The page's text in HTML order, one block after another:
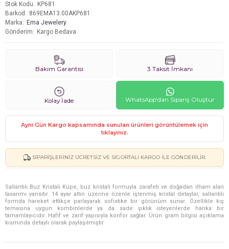
Stok Kodu
KP681
Barkod
869EMA13.00AKP681
Marka
Ema Jewelery
Gönderim
Kargo Bedava
Bakım Garantisi 3 Taksit İmkanı
Kolay İade WhatsApp'dan Sipariş Oluştur
Aynı Gün Kargo kapsamında sunulan ürünleri görüntülemek için
tıklayınız.
SIPARIŞLERINIZ ÜCRETSIZ VE SIGORTALI KARGO ILE GÖNDERILIR.
Sallantılı Buz Kristali Küpe, buz kristali formuyla zarafeti ve doğadan ilham alan
tasarımı yansıtır. 14 ayar altın üzerine özenle işlenmiş kristal detaylar, sallantılı
formda hareket ettikçe parlayarak sofistike bir görünüm sunar. Özellikle kış
temasına uygun kombinlerde ya da sade şıklık isteyenlerde harika bir
tamamlayıcıdır. Hafif ve zarif yapısıyla konfor sağlar. Ürün gram bilgisi açıklama
kısmında detaylı olarak paylaşılmıştır.